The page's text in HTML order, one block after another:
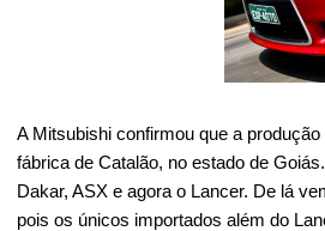
A Mitsubishi confirmou que a
fábrica de Catalão, no estado de
Dakar, ASX e agora o Lancer. De lá
pois os únicos importados além do